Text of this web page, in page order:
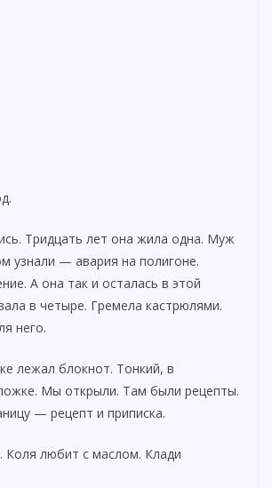
Тридцать лет она жила одна. Муж
узнали — авария на полигоне.
А она так и осталась в этой
в четыре. Гремела кастрюлями.
него.
лежал блокнот. Тонкий, в
Мы открыли. Там были рецепты.
— рецепт и приписка.
Коля любит с маслом. Клади